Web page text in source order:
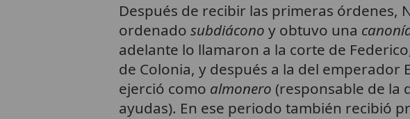
Después de recibir las primeras órdenes,
ordenado subdiácono y obtuvo una
adelante lo llamaron a la corte de
de Colonia, y después a la del emperador
ejerció como almonero (responsable de la
ayudas). En ese periodo también recibió